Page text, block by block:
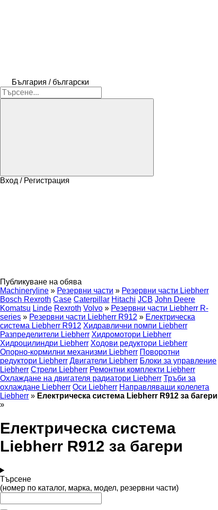
България / български
Вход / Регистрация
Публикуване на обява
Machineryline » Резервни части » Резервни части Liebherr
Bosch Rexroth Case Caterpillar Hitachi JCB John Deere
Komatsu Linde Rexroth Volvo » Резервни части Liebherr R-
series » Резервни части Liebherr R912 » Електрическа
система Liebherr R912 Хидравлични помпи Liebherr
Разпределители Liebherr Хидромотори Liebherr
Хидроцилиндри Liebherr Ходови редуктори Liebherr
Опорно-кормилни механизми Liebherr Поворотни
редуктори Liebherr Двигатели Liebherr Блоки за управление
Liebherr Стрели Liebherr Ремонтни комплекти Liebherr
Охлаждане на двигателя радиатори Liebherr Тръби за
охлаждане Liebherr Оси Liebherr Направляващи колелета
Liebherr » Електрическа система Liebherr R912 за багери
»
Електрическа система
Liebherr R912 за багери
Търсене
(номер по каталог, марка, модел, резервни части)